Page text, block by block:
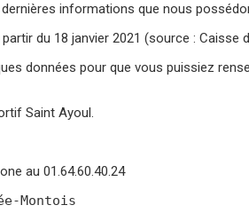
informations que nous
du 18 janvier 2021 (source : Caisse
données pour que vous puissiez
Saint Ayoul.
au 01.64.60.40.24
Montois